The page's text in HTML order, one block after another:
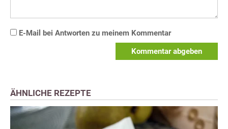
E-Mail bei Antworten zu meinem Kommentar
Kommentar abgeben
ÄHNLICHE REZEPTE